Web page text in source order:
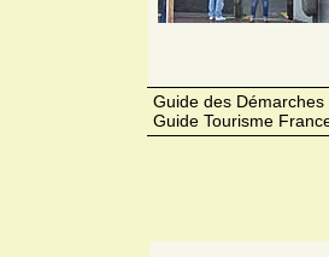
Guide des
Guide Tourisme